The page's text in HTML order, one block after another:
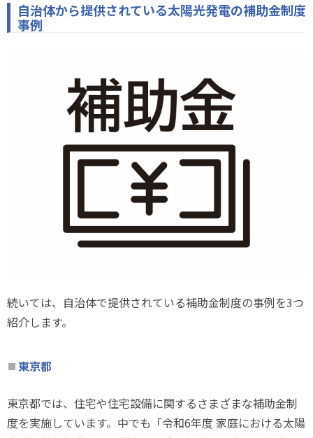
自治体から提供されている太陽光発電の補助金制度
事例
続いては、自治体で提供されている補助金制度の事例を3つ
紹介します。
東京都
東京都では、住宅や住宅設備に関するさまざまな補助金制
度を実施しています。中でも「令和6年度 家庭における太陽